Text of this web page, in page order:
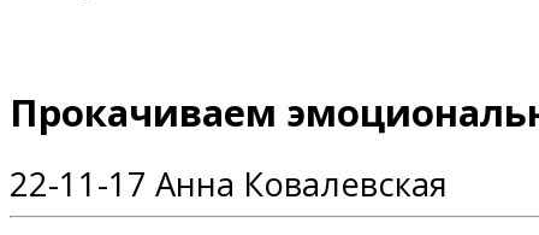
Прокачиваем
22-11-17 Анна Ковалевская